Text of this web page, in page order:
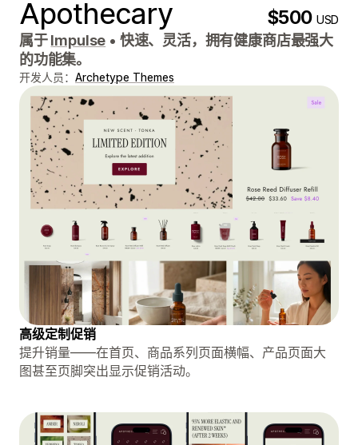
Apothecary $500USD
属于Impulse • 快速、灵活，拥有健康商店最强大
的功能集。
开发人员： Archetype Themes
高级定制促销
提升销量——在首页、商品系列页面横幅、产品页面大
图甚至页脚突出显示促销活动。